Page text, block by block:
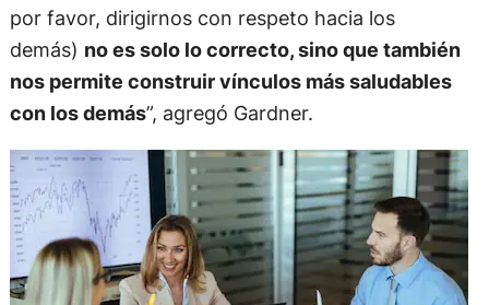
por favor, dirigirnos con respeto hacia los
demás) no es solo lo correcto, sino que también
nos permite construir vínculos más saludables
con los demás”, agregó Gardner.